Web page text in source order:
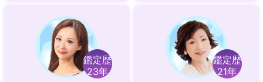
グ オーラ チャクラ
ーリング スピリチュア
ル チャネリング
鑑定歴
23年
鑑定歴
21年